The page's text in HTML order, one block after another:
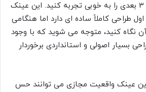
راحتی می توانید دنیای 3 بعدی را به خوبی تجربه کنید. این عینک
طراحی کاملاً ساده ای دارد اما هنگامی
نگاه کنید، متوجه می شوید که با وجود
بسیار اصولی و استانداردی برخوردار
این عینک واقعیت مجازی می توانند حس